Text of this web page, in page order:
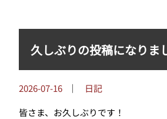
久しぶりの投稿になりま
2026-07-16 ｜
日記
皆さま、お久しぶりです！